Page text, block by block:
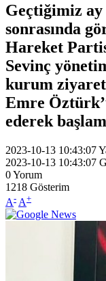
Geçtiğimiz ay
sonrasında
Hareket
Sevinç
kurum
Emre
ederek
2023-10-13 10:43:07
2023-10-13 10:43:07
0Yorum
1218 Gösterim
A- A+